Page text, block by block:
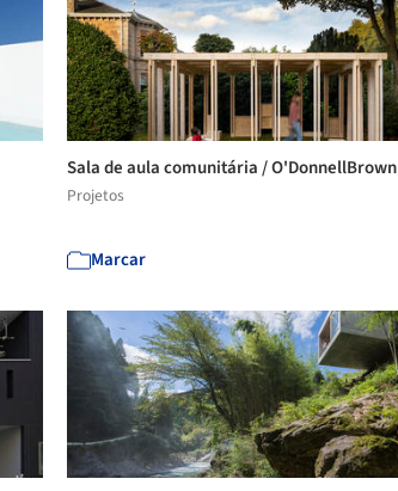
Sala de aula comunitária / O'DonnellBrown
Projetos
Marcar